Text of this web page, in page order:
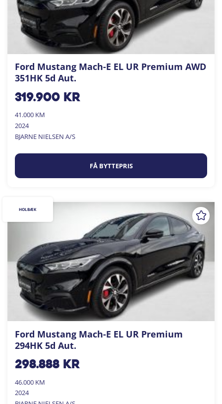
Ford Mustang Mach-E EL UR Premium AWD
351HK 5d Aut.
319.900kr
41.000 KM
2024
BJARNE NIELSEN A/S
FÅ BYTTEPRIS
Ford Mustang Mach-E EL UR Premium
294HK 5d Aut.
298.888kr
46.000 KM
2024
HOLBÆK